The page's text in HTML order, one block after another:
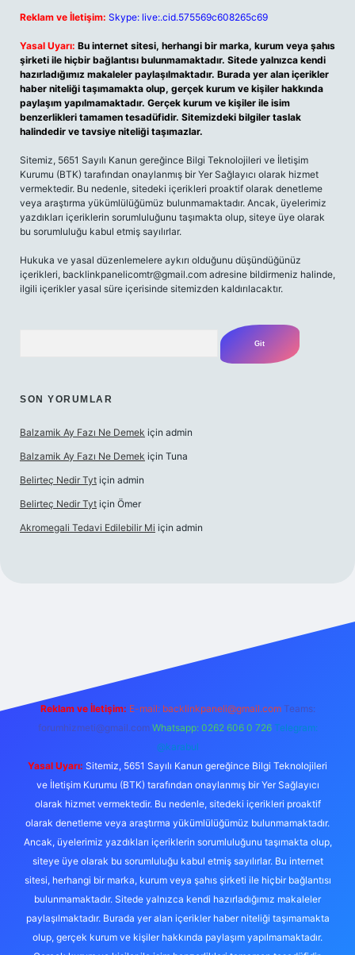
Reklam ve İletişim: Skype: live:.cid.575569c608265c69
Yasal Uyarı: Bu internet sitesi, herhangi bir marka, kurum veya şahıs
şirketi ile hiçbir bağlantısı bulunmamaktadır. Sitede yalnızca kendi
hazırladığımız makaleler paylaşılmaktadır. Burada yer alan içerikler
haber niteliği taşımamakta olup, gerçek kurum ve kişiler hakkında
paylaşım yapılmamaktadır. Gerçek kurum ve kişiler ile isim
benzerlikleri tamamen tesadüfidir. Sitemizdeki bilgiler taslak
halindedir ve tavsiye niteliği taşımazlar.
Sitemiz, 5651 Sayılı Kanun gereğince Bilgi Teknolojileri ve İletişim
Kurumu (BTK) tarafından onaylanmış bir Yer Sağlayıcı olarak hizmet
vermektedir. Bu nedenle, sitedeki içerikleri proaktif olarak denetleme
veya araştırma yükümlülüğümüz bulunmamaktadır. Ancak, üyelerimiz
yazdıkları içeriklerin sorumluluğunu taşımakta olup, siteye üye olarak
bu sorumluluğu kabul etmiş sayılırlar.
Hukuka ve yasal düzenlemelere aykırı olduğunu düşündüğünüz
içerikleri, backlinkpanelicomtr@gmail.com adresine bildirmeniz halinde,
ilgili içerikler yasal süre içerisinde sitemizden kaldırılacaktır.
SON YORUMLAR
Balzamik Ay Fazı Ne Demek için admin
Balzamik Ay Fazı Ne Demek için Tuna
Belirteç Nedir Tyt için admin
Belirteç Nedir Tyt için Ömer
Akromegali Tedavi Edilebilir Mi için admin
Reklam ve İletişim: E-mail: backlinkpaneli@gmail.com Teams:
forumhizmeti@gmail.com Whatsapp: 0262 606 0 726 Telegram:
@karabul
Yasal Uyarı: Sitemiz, 5651 Sayılı Kanun gereğince Bilgi Teknolojileri
ve İletişim Kurumu (BTK) tarafından onaylanmış bir Yer Sağlayıcı
olarak hizmet vermektedir. Bu nedenle, sitedeki içerikleri proaktif
olarak denetleme veya araştırma yükümlülüğümüz bulunmamaktadır.
Ancak, üyelerimiz yazdıkları içeriklerin sorumluluğunu taşımakta olup,
siteye üye olarak bu sorumluluğu kabul etmiş sayılırlar. Bu internet
sitesi, herhangi bir marka, kurum veya şahıs şirketi ile hiçbir bağlantısı
bulunmamaktadır. Sitede yalnızca kendi hazırladığımız makaleler
paylaşılmaktadır. Burada yer alan içerikler haber niteliği taşımamakta
olup, gerçek kurum ve kişiler hakkında paylaşım yapılmamaktadır.